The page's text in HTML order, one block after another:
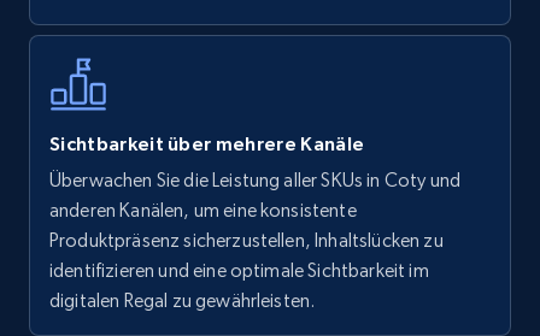
using specific category URL
URL, Final price, Sku, Currency, Gtin,
Specifications, Image urls, Top reviews, and
more.
5.6K+ 875+ Jetzt anfangen
Sichtbarkeit über mehrere Kanäle
Überwachen Sie die Leistung aller SKUs in Coty und
anderen Kanälen, um eine konsistente
Produktpräsenz sicherzustellen, Inhaltslücken zu
identifizieren und eine optimale Sichtbarkeit im
digitalen Regal zu gewährleisten.